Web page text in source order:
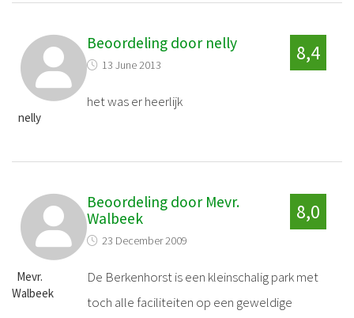
nelly
Beoordeling door nelly
13 June 2013
8,4
het was er heerlijk
Mevr.
Walbeek
Beoordeling door Mevr.
Walbeek
23 December 2009
8,0
De Berkenhorst is een kleinschalig park met
toch alle faciliteiten op een geweldige